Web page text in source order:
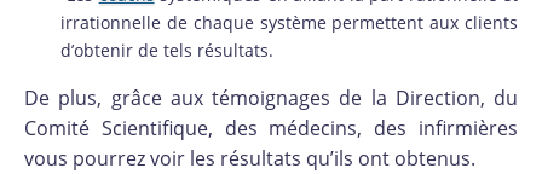
irrationnelle de chaque système permettent aux clients
d’obtenir de tels résultats.
De plus, grâce aux témoignages de la Direction, du
Comité Scientifique, des médecins, des infirmières
vous pourrez voir les résultats qu’ils ont obtenus.